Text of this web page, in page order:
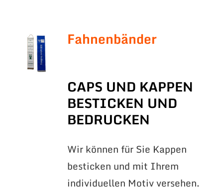
Fahnenbänder
CAPS UND KAPPEN
BESTICKEN UND
BEDRUCKEN
Wir können für Sie Kappen
besticken und mit Ihrem
individuellen Motiv versehen.